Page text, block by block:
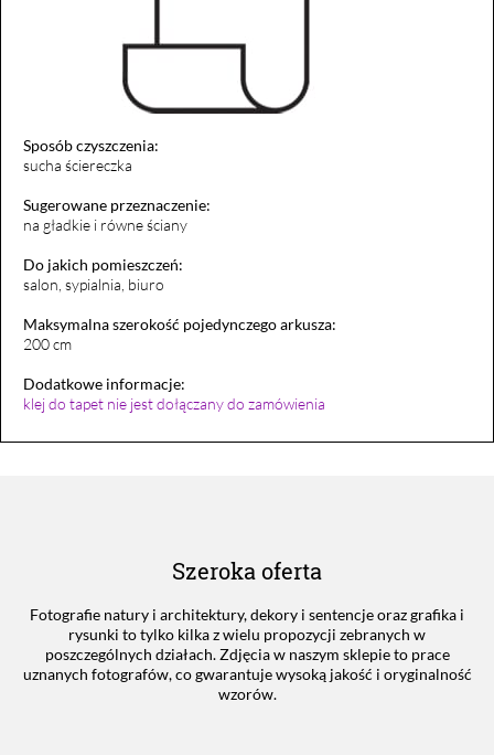
Sposób czyszczenia:
sucha ściereczka
Sugerowane przeznaczenie:
na gładkie i równe ściany
Do jakich pomieszczeń:
salon, sypialnia, biuro
Maksymalna szerokość pojedynczego arkusza:
200 cm
Dodatkowe informacje:
klej do tapet nie jest dołączany do zamówienia
Szeroka oferta
Fotografie natury i architektury, dekory i sentencje oraz grafika i
rysunki to tylko kilka z wielu propozycji zebranych w
poszczególnych działach. Zdjęcia w naszym sklepie to prace
uznanych fotografów, co gwarantuje wysoką jakość i oryginalność
wzorów.